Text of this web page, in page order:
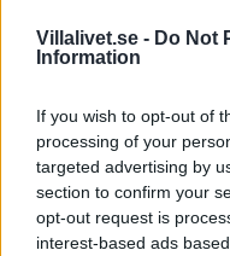
Villalivet.se - Do Not
Information
If you wish to opt-out of
processing of your
targeted advertising by
section to confirm your
opt-out request is
interest-based ads
Stopp i
Vid ett stopp i avloppet
maskindiskmedel för att
att hälla en liten mängd
det verka under en stund.